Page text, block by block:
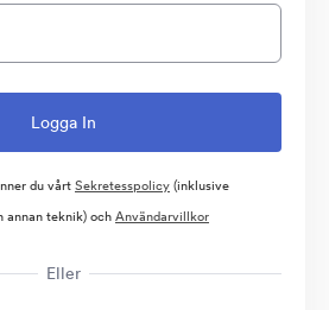
du vårtSekretesspolicy(inklusive
annan teknik) ochAnvändarvillkor
Eller